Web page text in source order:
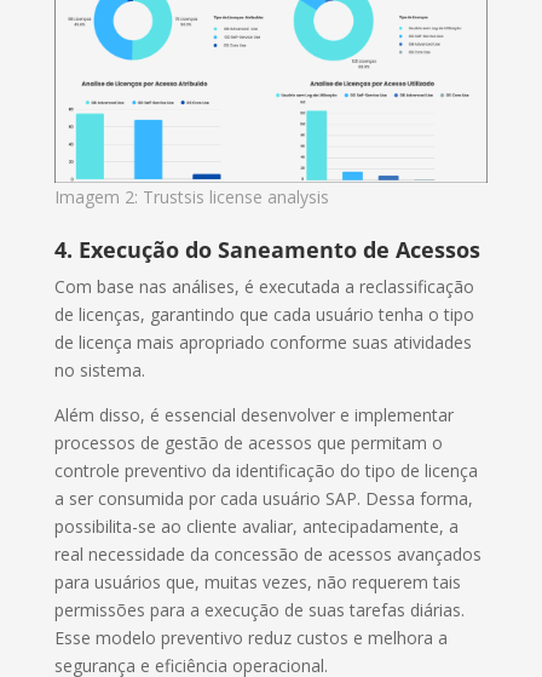
Imagem 2: Trustsis license analysis
4. Execução do Saneamento de Acessos
Com base nas análises, é executada a reclassificação
de licenças, garantindo que cada usuário tenha o tipo
de licença mais apropriado conforme suas atividades
no sistema.
Além disso, é essencial desenvolver e implementar
processos de gestão de acessos que permitam o
controle preventivo da identificação do tipo de licença
a ser consumida por cada usuário SAP. Dessa forma,
possibilita-se ao cliente avaliar, antecipadamente, a
real necessidade da concessão de acessos avançados
para usuários que, muitas vezes, não requerem tais
permissões para a execução de suas tarefas diárias.
Esse modelo preventivo reduz custos e melhora a
segurança e eficiência operacional.